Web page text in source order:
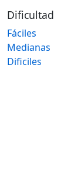
Dificultad
Fáciles
Medianas
Dificiles